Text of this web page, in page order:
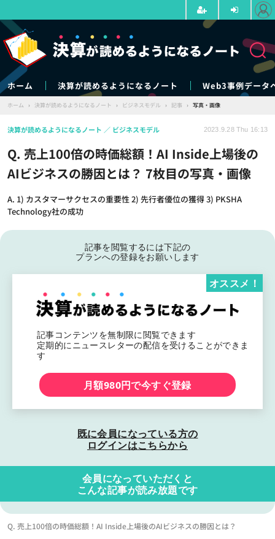
ホーム 決算が読めるようになるノート Web3事例データ
ホーム › 決算が読めるようになるノート › ビジネスモデル › 記事 › 写真・画像
Q. 売上100倍の時価総額！AI Inside上場後の
AIビジネスの勝因とは？ 7枚目の写真・画像
A. 1) カスタマーサクセスの重要性 2) 先行者優位の獲得 3) PKSHA
Technology社の成功
決算が読めるようになるノート ビジネスモデル 2023.9.28 Thu 16:13
記事を閲覧するには下記の
プランへの登録をお願いします
記事コンテンツを無制限に閲覧できます
定期的にニュースレターの配信を受けることができま
す
オススメ！
月額980円で今すぐ登録
既に会員になっている方の
ログインはこちらから
会員になっていただくと
こんな記事が読み放題です
Q. 売上100倍の時価総額！AI Inside上場後のAIビジネスの勝因とは？